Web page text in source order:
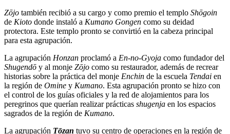
Zōjo también recibió a su cargo y como premio el templo Shōgoin
de Kioto donde instaló a Kumano Gongen como su deidad
protectora. Este templo pronto se convirtió en la cabeza principal
para esta agrupación.
La agrupación Honzan proclamó a En-no-Gyoja como fundador del
Shugendō y al monje Zōjo como su restaurador, además de recrear
historias sobre la práctica del monje Enchin de la escuela Tendai en
la región de Omine y Kumano. Esta agrupación pronto se hizo con
el control de los guías oficiales y la red de alojamientos para los
peregrinos que querían realizar prácticas shugenja en los espacios
sagrados de la región de Kumano.
La agrupación Tōzan tuvo su centro de operaciones en la región de